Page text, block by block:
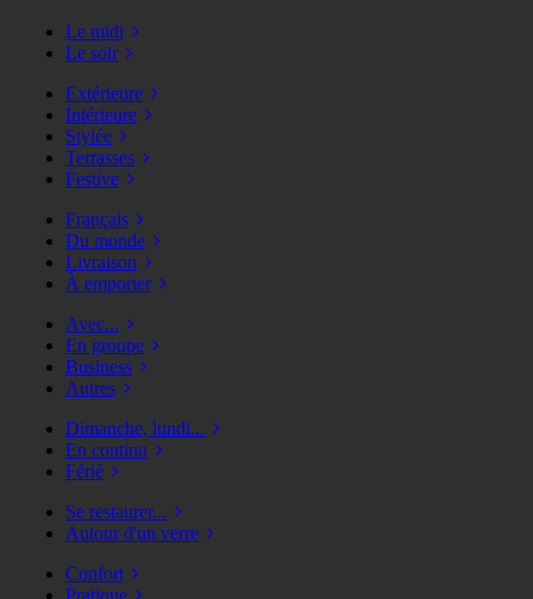
Le midi
Le soir
Extérieure
Intérieure
Stylée
Terrasses
Festive
Français
Du monde
Livraison
À emporter
Avec...
En groupe
Business
Autres
Dimanche, lundi...
En continu
Férié
Se restaurer...
Autour d'un verre
Confort
Pratique